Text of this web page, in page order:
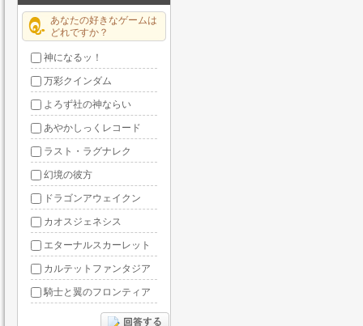
あなたの好きなゲームは
どれですか？
神になるッ！
万彩クインダム
よろず社の神ならい
あやかしっくレコード
ラスト・ラグナレク
幻境の彼方
ドラゴンアウェイクン
カオスジェネシス
エターナルスカーレット
カルテットファンタジア
騎士と翼のフロンティア
ドラグーン・ナイツ